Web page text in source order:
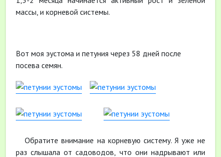
массы, и корневой системы.
Вот моя эустома и петуния через 58 дней после
посева семян.
Обратите внимание на корневую систему. Я уже не
раз слышала от садоводов, что они надрывают или